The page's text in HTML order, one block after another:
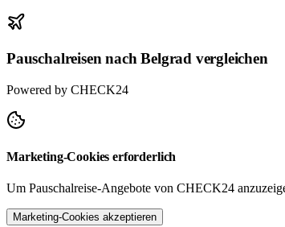
Pauschalreisen nach Belgrad vergleichen
Powered by CHECK24
Marketing-Cookies erforderlich
Um Pauschalreise-Angebote von CHECK24
Marketing-Cookies akzeptieren